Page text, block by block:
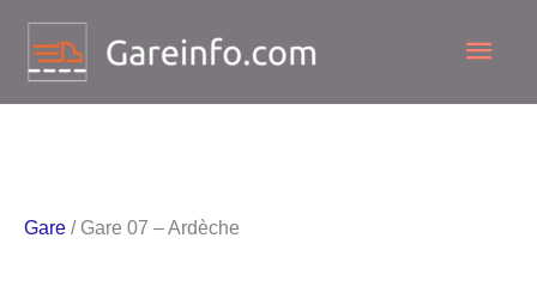
contenu
Gare / Gare 07 – Ardèche